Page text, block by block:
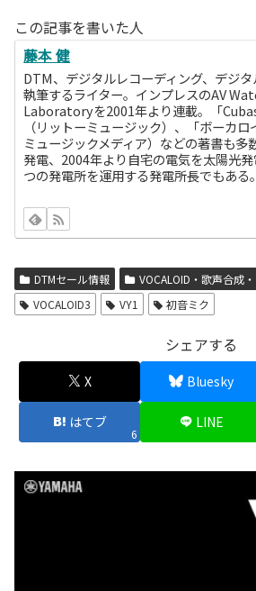
この記事を書いた人
藤本 健
DTM、デジタルレコーディング、デジ
執筆するライター。インプレスのAV
Laboratoryを2001年より連載。「
（リットーミュージック）、「ボーカ
ミュージックメディア）などの著書も多
発電、2004年より自宅の電気を太陽光
つの発電所を運用する発電所長でもある。
DTMセール情報 VOCALOID・歌声合成
VOCALOID3
VY1 初音ミク
シェアする
X Bluesky
はてブ
6
LINE